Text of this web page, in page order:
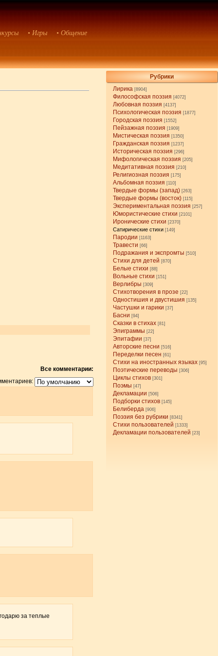
• Игры • Общение
Рубрики
Лирика [8904]
Философская поэзия [4072]
Любовная поэзия [4137]
Психологическая поэзия [1877]
Городская поэзия [1552]
Пейзажная поэзия [1909]
Мистическая поэзия [1350]
Гражданская поэзия [1237]
Историческая поэзия [296]
Мифологическая поэзия [205]
Медитативная поэзия [210]
Религиозная поэзия [175]
Альбомная поэзия [110]
Твердые формы (запад) [263]
Твердые формы (восток) [115]
Экспериментальная поэзия [257]
Юмористические стихи [2101]
Иронические стихи [2370]
Сатирические стихи [149]
Пародии [1163]
Травести [66]
Подражания и экспромты [510]
Стихи для детей [870]
Белые стихи [88]
Вольные стихи [151]
Верлибры [309]
Стихотворения в прозе [22]
Одностишия и двустишия [135]
Частушки и гарики [37]
Басни [94]
Сказки в стихах [81]
Эпиграммы [22]
Эпитафии [37]
Авторские песни [516]
Переделки песен [61]
Стихи на иностранных языках [95]
Поэтические переводы [306]
Циклы стихов [301]
Поэмы [47]
Декламации [506]
Подборки стихов [145]
Белиберда [906]
Поэзия без рубрики [8341]
Стихи пользователей [1333]
Декламации пользователей [23]
Все комментарии:
за теплые